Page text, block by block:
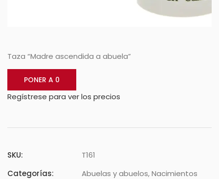
Taza “Madre ascendida a abuela”
PONER A 0
Regístrese para ver los precios
SKU:
T161
Categorías:
Abuelas y abuelos,Nacimientos